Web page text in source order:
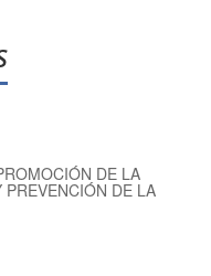
DE LA
DE LA